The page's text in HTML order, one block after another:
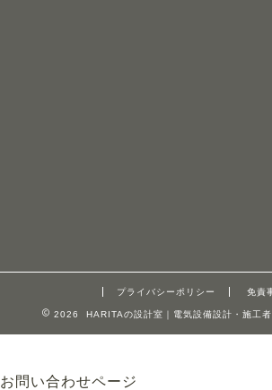
プライバシーポリシー 免責
2026 HARITAの設計室｜電気設備設計・施工者
お問い合わせページ